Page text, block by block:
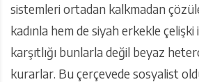
sistemleri ortadan kalkmadan
kadınla hem de siyah erkekle çelişki
karşıtlığı bunlarla değil beyaz
kurarlar. Bu çerçevede sosyalist